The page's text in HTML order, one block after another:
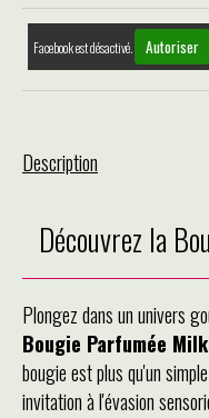
Facebook est désactivé. Autoriser
Description
Découvrez la
Plongez dans un univers
Bougie Parfumée
bougie est plus qu'un
invitation à l'évasion